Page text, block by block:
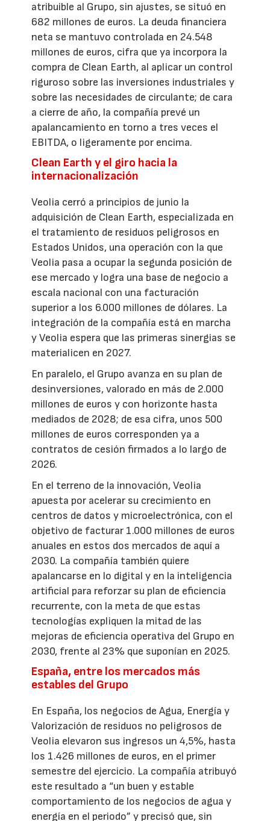
atribuible al Grupo, sin ajustes, se situó en
682 millones de euros. La deuda financiera
neta se mantuvo controlada en 24.548
millones de euros, cifra que ya incorpora la
compra de Clean Earth, al aplicar un control
riguroso sobre las inversiones industriales y
sobre las necesidades de circulante; de cara
a cierre de año, la compañía prevé un
apalancamiento en torno a tres veces el
EBITDA, o ligeramente por encima.
Clean Earth y el giro hacia la
internacionalización
Veolia cerró a principios de junio la
adquisición de Clean Earth, especializada en
el tratamiento de residuos peligrosos en
Estados Unidos, una operación con la que
Veolia pasa a ocupar la segunda posición de
ese mercado y logra una base de negocio a
escala nacional con una facturación
superior a los 6.000 millones de dólares. La
integración de la compañía está en marcha
y Veolia espera que las primeras sinergias se
materialicen en 2027.
En paralelo, el Grupo avanza en su plan de
desinversiones, valorado en más de 2.000
millones de euros y con horizonte hasta
mediados de 2028; de esa cifra, unos 500
millones de euros corresponden ya a
contratos de cesión firmados a lo largo de
2026.
En el terreno de la innovación, Veolia
apuesta por acelerar su crecimiento en
centros de datos y microelectrónica, con el
objetivo de facturar 1.000 millones de euros
anuales en estos dos mercados de aquí a
2030. La compañía también quiere
apalancarse en lo digital y en la inteligencia
artificial para reforzar su plan de eficiencia
recurrente, con la meta de que estas
tecnologías expliquen la mitad de las
mejoras de eficiencia operativa del Grupo en
2030, frente al 23% que suponían en 2025.
España, entre los mercados más
estables del Grupo
En España, los negocios de Agua, Energía y
Valorización de residuos no peligrosos de
Veolia elevaron sus ingresos un 4,5%, hasta
los 1.426 millones de euros, en el primer
semestre del ejercicio. La compañía atribuyó
este resultado a “un buen y estable
comportamiento de los negocios de agua y
energía en el periodo” y precisó que, sin